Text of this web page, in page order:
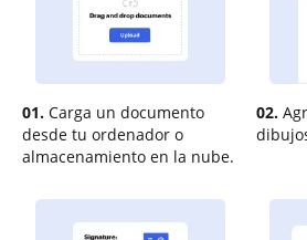
01. Carga un documento
desde tu ordenador o
almacenamiento en la nube.
02.